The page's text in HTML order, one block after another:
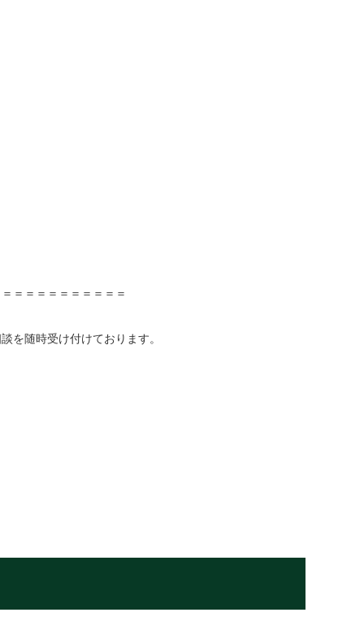
＝＝＝＝＝＝＝＝＝＝
を随時受け付けております。